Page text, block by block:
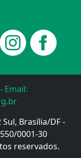
Email:
Sul, Brasília/DF -
0001-30
reservados.